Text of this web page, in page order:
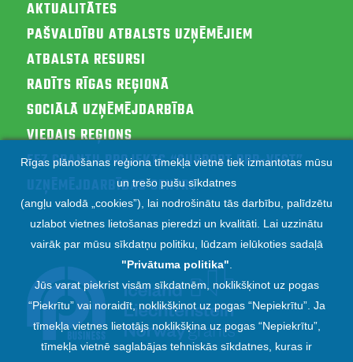
AKTUALITĀTES
PAŠVALDĪBU ATBALSTS UZŅĒMĒJIEM
ATBALSTA RESURSI
RADĪTS RĪGAS REĢIONĀ
SOCIĀLĀ UZŅĒMĒJDARBĪBA
VIEDAIS REĢIONS
EEZ GRANTU PROJEKTS “SUPPORT RPR-VEST”
UZŅĒMĒJDARBĪBAS CENTRS
Rīgas plānošanas reģiona tīmekļa vietnē tiek izmantotas mūsu
un trešo pušu sīkdatnes
(angļu valodā „cookies”), lai nodrošinātu tās darbību, palīdzētu
uzlabot vietnes lietošanas pieredzi un kvalitāti. Lai uzzinātu
vairāk par mūsu sīkdatņu politiku, lūdzam ielūkoties sadaļā
"Privātuma politika"
Jūs varat piekrist visām sīkdatnēm, noklikšķinot uz pogas
“Piekrītu” vai noraidīt, noklikšķinot uz pogas “Nepiekrītu”. Ja
tīmekļa vietnes lietotājs noklikšķina uz pogas “Nepiekrītu”,
tīmekļa vietnē saglabājas tehniskās sīkdatnes, kuras ir